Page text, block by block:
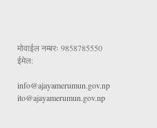
मोवाईल नम्बरः 9858785550
ईमेल:
info@ajayamerumun.gov.np
ito@ajayamerumun.gov.np